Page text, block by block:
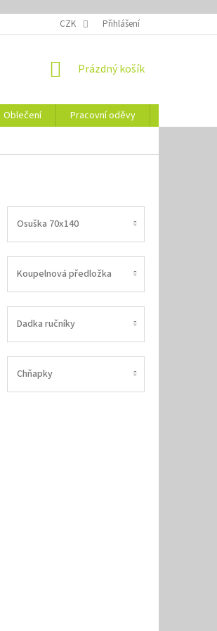
NÁVODY NA ÚDRŽBU
CZK Přihlášení
NÁKUPNÍ
Prázdný košík
Oblečení Pracovní oděvy
Osuška 70x140
Koupelnová předložka
Dadka ručníky
Chňapky